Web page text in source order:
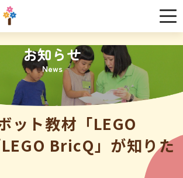
お知らせ
News
ット教材「LEGO
BricQ」が知りた